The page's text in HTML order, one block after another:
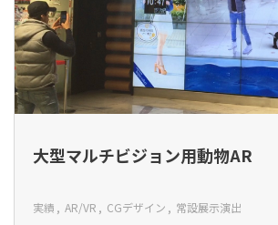
大型マルチビジョン用動物AR
実績 AR/VR CGデザイン 常設展示演出